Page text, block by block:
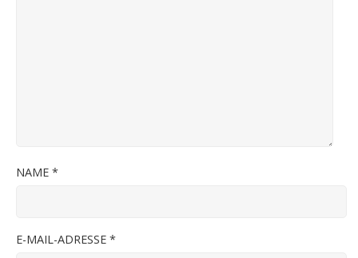
NAME *
E-MAIL-ADRESSE *